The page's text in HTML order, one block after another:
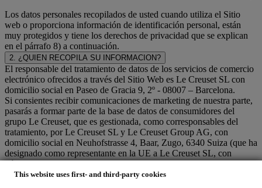
This website uses first- and third-party cookies
Los datos personales recopilados de usted cuando utiliza el Sitio
web o proporciona información de identificación personal, están
muy protegidos y tiene los derechos de privacidad que se explican
en el párrafo 8) a continuación.
2. ¿QUIEN RECOPILA SU INFORMACION?
El responsable del tratamiento de datos de los servicios de comercio
electrónico ofrecidos a través del Sitio Web es Le Creuset SL con
domicilio social en Paseo de Gracia 9, 2º - 08007 – Barcelona.
Si consientes recibir comunicaciones de marketing de nuestra parte,
pasarás a formar parte de la base de datos de consumidores del
grupo Le Creuset, que es gestionada, como corresponsables del
tratamiento, por Le Creuset SL y Le Creuset Group AG, con
domicilio social en Neuhofstrasse 4, Baar, Zugo, 6340 Suiza (que ha
designado como representante en la UE a Le Creuset SL, con
número de IVA B62153630, con oficinas en Paseo de Gracia 9, 2º,
08007 Barcelona, España), en base a un acuerdo de